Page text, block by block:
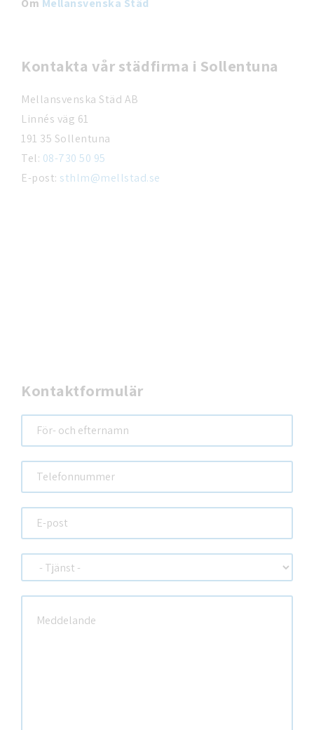
Kontakta vår städfirma i Sollentuna
Mellansvenska Städ AB
Linnés väg 61
191 35 Sollentuna
Tel: 08-730 50 95
E-post: sthlm@mellstad.se
Kontaktformulär